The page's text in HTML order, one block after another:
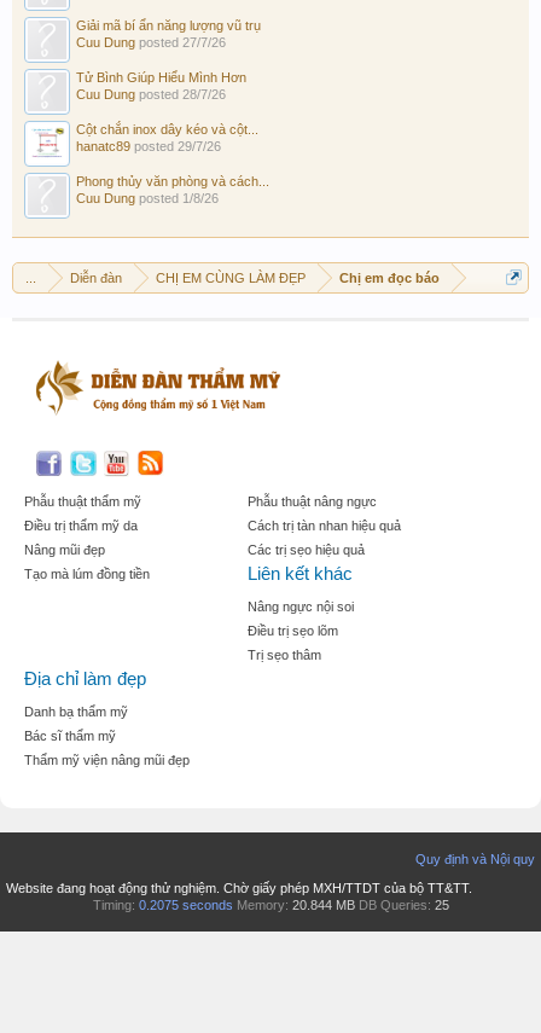
Giải mã bí ẩn năng lượng vũ trụ
Cuu Dung posted 27/7/26
Tử Bình Giúp Hiểu Mình Hơn
Cuu Dung posted 28/7/26
Cột chắn inox dây kéo và cột...
hanatc89 posted 29/7/26
Phong thủy văn phòng và cách...
Cuu Dung posted 1/8/26
... Diễn đàn CHỊ EM CÙNG LÀM ĐẸP Chị em đọc báo
Phẫu thuật thẩm mỹ
Điều trị thẩm mỹ da
Nâng mũi đẹp
Tạo mà lúm đồng tiền
Phẫu thuật nâng ngực
Cách trị tàn nhan hiệu quả
Các trị sẹo hiệu quả
Liên kết khác
Nâng ngực nội soi
Điều trị sẹo lõm
Trị sẹo thâm
Địa chỉ làm đẹp
Danh bạ thẩm mỹ
Bác sĩ thẩm mỹ
Thẩm mỹ viện nâng mũi đẹp
Quy định và Nội quy
Website đang hoạt động thử nghiệm. Chờ giấy phép MXH/TTDT của bộ TT&TT.
Timing: 0.2075 seconds Memory: 20.844 MB DB Queries: 25